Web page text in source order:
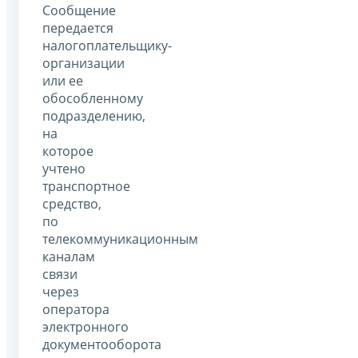
Сообщение
передается
налогоплательщику-
организации
или ее
обособленному
подразделению,
на
которое
учтено
транспортное
средство,
по
телекоммуникационным
каналам
связи
через
оператора
электронного
документооборота